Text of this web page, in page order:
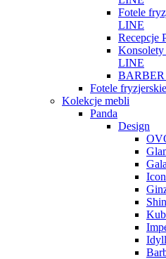
Fotele
LINE
Recepcje
LINE
Fotele
Kolekcje mebli
Panda
Design
Icon